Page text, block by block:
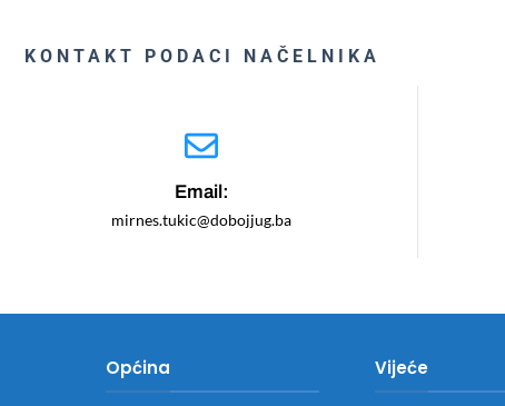
KONTAKT PODACI NAČELNIKA
Email:
mirnes.tukic@dobojjug.ba
Općina Vijeće